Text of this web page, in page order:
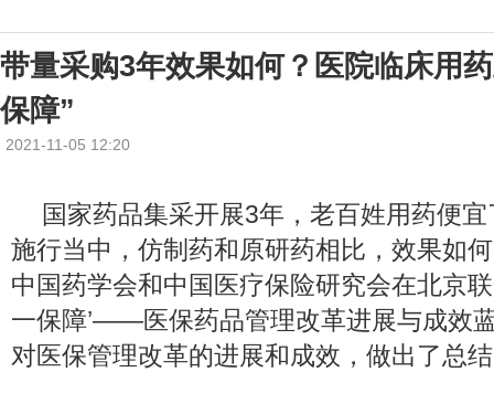
带量采购3年效果如何？医院临床用
保障”
2021-11-05 12:20
国家药品集采开展3年，老百姓用药便
施行当中，仿制药和原研药相比，效果如
中国药学会和中国医疗保险研究会在北京
一保障’——医保药品管理改革进展与成效
对医保管理改革的进展和成效，做出了总